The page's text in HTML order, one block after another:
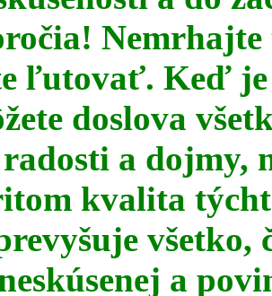
ľutovať. Keď je
doslova
a dojmy,
kvalita
všetko,
a